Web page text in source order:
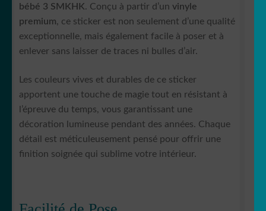
bébé 3 SMKHK. Conçu à partir d’un vinyle
premium, ce sticker est non seulement d’une qualité
exceptionnelle, mais également facile à poser et à
enlever sans laisser de traces ni bulles d’air.
Les couleurs vives et durables de ce sticker
apportent une touche de magie tout en résistant à
l’épreuve du temps, vous garantissant une
décoration lumineuse pendant des années. Chaque
détail est méticuleusement pensé pour offrir une
finition soignée qui sublime votre intérieur.